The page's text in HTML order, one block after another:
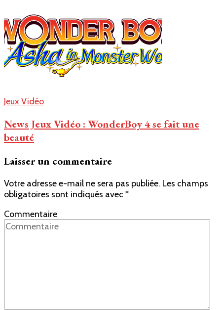
Jeux Vidéo
News Jeux Vidéo : WonderBoy 4 se fait une
beauté
Laisser un commentaire
Votre adresse e-mail ne sera pas publiée. Les champs
obligatoires sont indiqués avec *
Commentaire